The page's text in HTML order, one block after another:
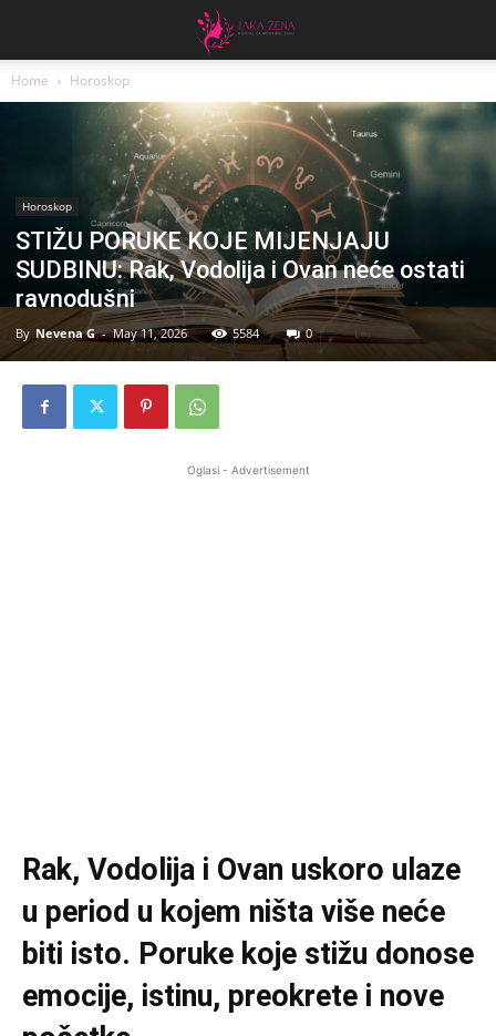
Home Horoskop
Horoskop
STIŽU PORUKE KOJE MIJENJAJU
SUDBINU: Rak, Vodolija i Ovan neće ostati
ravnodušni
By Nevena G - May 11, 2026 5584 0
Oglasi - Advertisement
Rak, Vodolija i Ovan uskoro ulaze
u period u kojem ništa više neće
biti isto. Poruke koje stižu donose
emocije, istinu, preokrete i nove